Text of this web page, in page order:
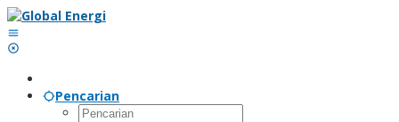
Lewati
ke
konten
Pencarian